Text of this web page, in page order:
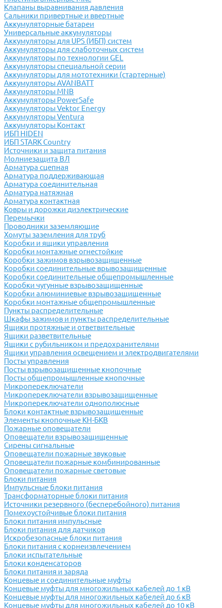
Клапаны выравнивания давления
Сальники привертные и ввертные
Аккумуляторные батареи
Универсальные аккумуляторы
Аккумуляторы для UPS (ИБП) систем
Аккумуляторы для слаботочных систем
Аккумуляторы по технологии GEL
Аккумуляторы специальной серии
Аккумуляторы для мототехники (стартерные)
Аккумуляторы AVANBATT
Аккумуляторы MNB
Аккумуляторы PowerSafe
Аккумуляторы Vektor Energy
Аккумуляторы Ventura
Аккумуляторы Контакт
ИБП HIDEN
ИБП STARK Country
Источники и защита питания
Молниезащита ВЛ
Арматура сцепная
Арматура поддерживающая
Арматура соединительная
Арматура натяжная
Арматура контактная
Ковры и дорожки диэлектрические
Перемычки
Проводники заземляющие
Хомуты заземления для труб
Коробки и ящики управления
Коробки монтажные огнестойкие
Коробки зажимов взрывозащищенные
Коробки соединительные врывозащищенные
Коробки соединительные общепромышленные
Коробки чугунные взрывозащищенные
Коробки алюминиевые взрывозащищенные
Коробки монтажные общепромышленные
Пункты распределительные
Шкафы зажимов и пункты распределительные
Ящики протяжные и ответвительные
Ящики разветвительные
Ящики с рубильником и предохранителями
Ящики управления освещением и электродвигателями
Посты управления
Посты взрывозащищенные кнопочные
Посты общепромышленные кнопочные
Микропереключатели
Микропереключатели взрывозащищенные
Микропереключатели однополюсные
Блоки контактные взрывозащищенные
Элементы кнопочные КН-БКВ
Пожарные оповещатели
Оповещатели взрывозащищенные
Сирены сигнальные
Оповещатели пожарные звуковые
Оповещатели пожарные комбинированные
Оповещатели пожарные световые
Блоки питания
Импульсные блоки питания
Трансформаторные блоки питания
Источники резервного (бесперебойного) питания
Помехоустойчивые блоки питания
Блоки питания импульсные
Блоки питания для датчиков
Искробезопасные блоки питания
Блоки питания с корнеизвлечением
Блоки испытательные
Блоки конденсаторов
Блоки питания и заряда
Концевые и соединительные муфты
Концевые муфты для многожильных кабелей до 1 кВ
Концевые муфты для многожильных кабелей до 6 кВ
Концевые муфты для многожильных кабелей до 10 кВ